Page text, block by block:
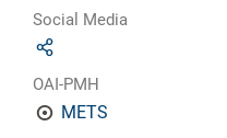
Social Media
OAI-PMH
METS